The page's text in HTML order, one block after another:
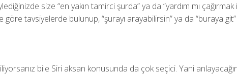
size “en yakın tamirci şurda” ya da “yardım mı
göre tavsiyelerde bulunup, “şurayı arayabilirsin” ya da “buraya
bile Siri aksan konusunda da çok seçici. Yani